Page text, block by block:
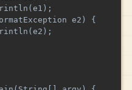
e2) {